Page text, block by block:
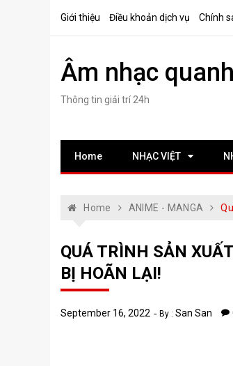
Giới thiệu Điều khoản dịch vụ Chính
Âm nhạc
Thông tin giải trí 24h
Home NHẠC VIỆT
Home ANIME - MANGA
QUÁ TRÌNH SẢN
BỊ HOÃN LẠI!
September 16, 2022 By : San San